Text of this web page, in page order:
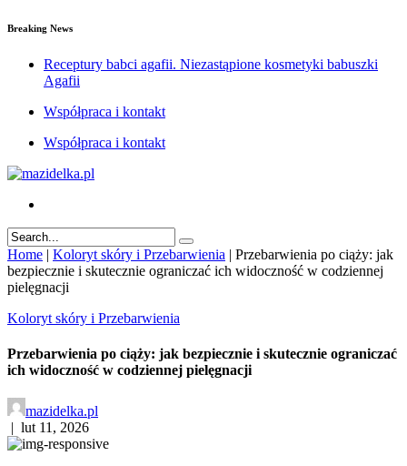
Breaking News
Receptury babci agafii. Niezastąpione kosmetyki babuszki
Agafii
Współpraca i kontakt
Współpraca i kontakt
Home | Koloryt skóry i Przebarwienia | Przebarwienia po ciąży: jak
bezpiecznie i skutecznie ograniczać ich widoczność w codziennej
pielęgnacji
Koloryt skóry i Przebarwienia
Przebarwienia po ciąży: jak bezpiecznie i skutecznie ograniczać
ich widoczność w codziennej pielęgnacji
mazidelka.pl
lut 11, 2026